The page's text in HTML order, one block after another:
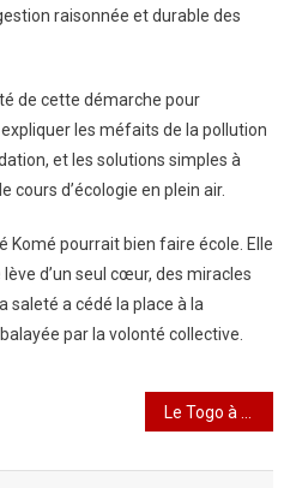
raisonnée et durable des
de cette démarche pour
les méfaits de la pollution
et les solutions simples à
cours d’écologie en plein air.
Komé pourrait bien faire école. Elle
d’un seul cœur, des miracles
saleté a cédé la place à la
par la volonté collective.